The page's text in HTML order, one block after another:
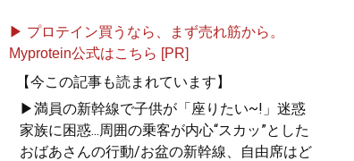
▶ プロテイン買うなら、まず売れ筋から。
Myprotein公式はこちら [PR]
【今この記事も読まれています】
▶満員の新幹線で子供が「座りたい~!」迷惑
家族に困惑...周囲の乗客が内心“スカッ”とした
おばあさんの行動/お盆の新幹線、自由席はど